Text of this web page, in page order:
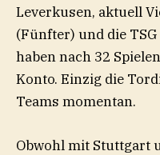
Leverkusen, aktuell
(Fünfter) und die
haben nach 32
Konto. Einzig die
Teams momentan.
Obwohl mit Stuttgart